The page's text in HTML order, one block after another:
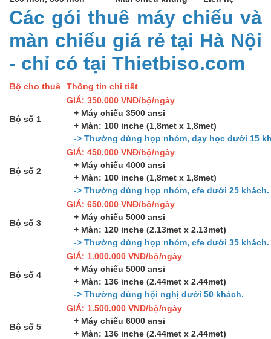
Các gói thuê máy chiếu và
màn chiếu giá rẻ tại Hà Nội
- chỉ có tại Thietbiso.com
Bộ cho thuê Thông tin chi tiết
Bộ số 1
GIÁ: 350.000 VNĐ/bộ/ngày
+ Máy chiếu 3500 ansi
+ Màn: 100 inche (1,8met x 1,8met)
-> Thường dùng họp nhóm, dạy học dưới 15
Bộ số 2
GIÁ: 450.000 VNĐ/bộ/ngày
+ Máy chiếu 4000 ansi
+ Màn: 100 inche (1,8met x 1,8met)
-> Thường dùng họp nhóm, cfe dưới 25 khách.
Bộ số 3
GIÁ: 650.000 VNĐ/bộ/ngày
+ Máy chiếu 5000 ansi
+ Màn: 120 inche (2.13met x 2.13met)
-> Thường dùng họp nhóm, cfe dưới 35 khách.
Bộ số 4
GIÁ: 1.000.000 VNĐ/bộ/ngày
+ Máy chiếu 5000 ansi
+ Màn: 136 inche (2.44met x 2.44met)
-> Thường dùng hội nghị dưới 50 khách.
Bộ số 5
GIÁ: 1.500.000 VNĐ/bộ/ngày
+ Máy chiếu 6000 ansi
+ Màn: 136 inche (2.44met x 2.44met)